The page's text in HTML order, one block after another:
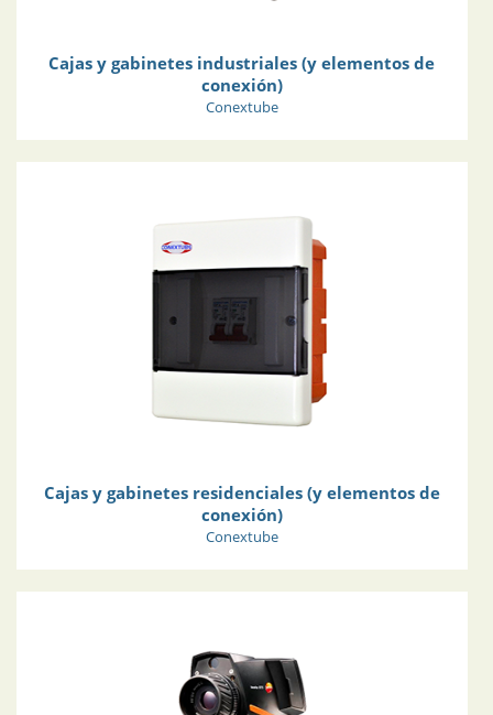
Cajas y gabinetes industriales (y elementos de
conexión)
Conextube
Cajas y gabinetes residenciales (y elementos de
conexión)
Conextube